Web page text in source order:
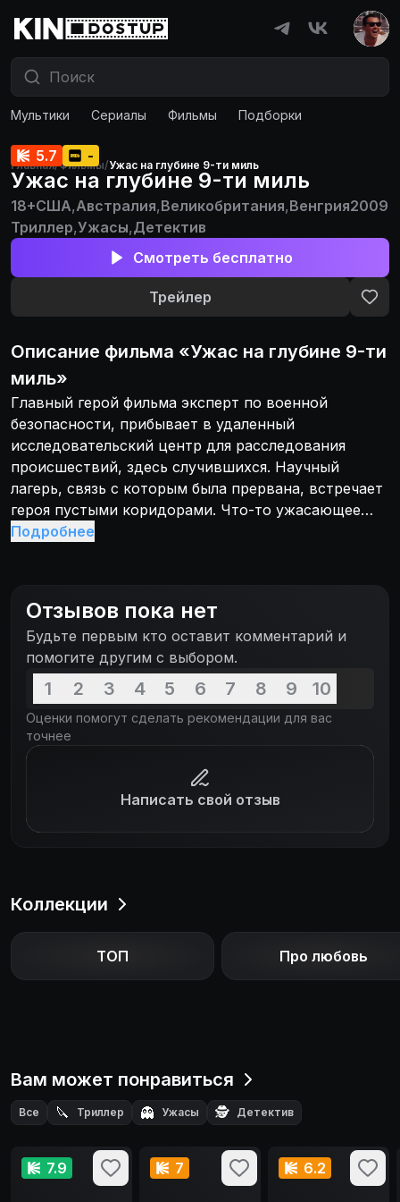
Мультики Сериалы Фильмы Подборки
Главная/Фильмы/Ужас на глубине 9-ти миль
5.7 -
Ужас на глубине 9-ти миль
18+США,Австралия,Великобритания,Венгрия2009
Триллер,Ужасы,Детектив
Смотреть бесплатно
Трейлер
Описание фильма «Ужас на глубине 9-ти
миль»
Главный герой фильма эксперт по военной
безопасности, прибывает в удаленный
исследовательский центр для расследования
происшествий, здесь случившихся. Научный
лагерь, связь с которым была прервана, встречает
героя пустыми коридорами. Что-то ужасающее
прячется за, казалось бы, успокаивающей
Подробнее
Отзывов пока нет
Будьте первым кто оставит комментарий и
помогите другим с выбором.
1 2 3 4 5 6 7 8 9 10
Оценки помогут сделать рекомендации для вас
точнее
Написать свой отзыв
Коллекции
ТОП Про любовь
Вам может понравиться
Все 🔪 Триллер 👻 Ужасы 🕵️ Детектив
7.9 7 6.2